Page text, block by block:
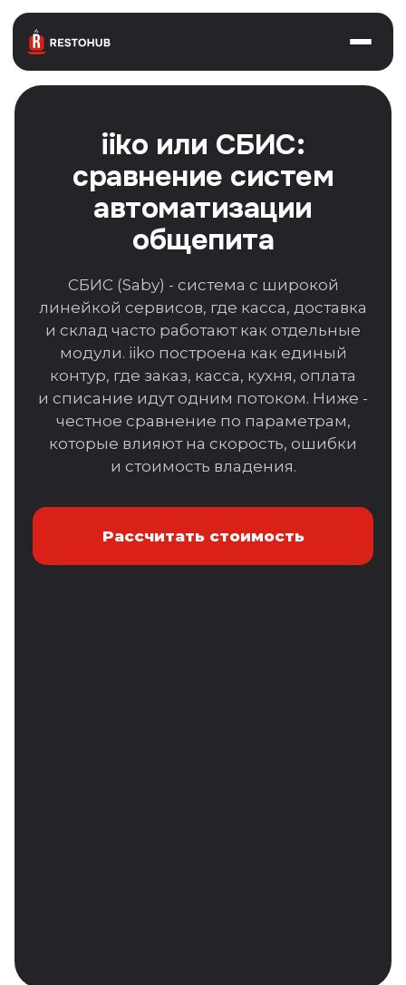
Главная
Restohub
Преимущества
Услуги
Аутсорсинг
Автоматизация iiko
Обучение
Тех. поддержка
Регистрация ККТ
iiko или СБИС:
сравнение систем
автоматизации
общепита
СБИС (Saby) - система с широкой
линейкой сервисов, где касса, доставка
и склад часто работают как отдельные
модули. iiko построена как единый
контур, где заказ, касса, кухня, оплата
и списание идут одним потоком. Ниже -
честное сравнение по параметрам,
которые влияют на скорость, ошибки
и стоимость владения.
Рассчитать стоимость